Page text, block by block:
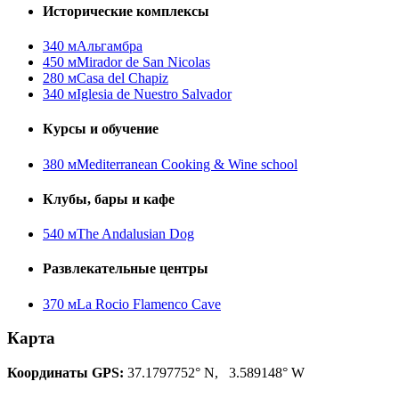
Исторические комплексы
340 мАльгамбра
450 мMirador de San Nicolas
280 мCasa del Chapiz
340 мIglesia de Nuestro Salvador
Курсы и обучение
380 мMediterranean Cooking & Wine school
Клубы, бары и кафе
540 мThe Andalusian Dog
Развлекательные центры
370 мLa Rocio Flamenco Cave
Карта
Координаты GPS: 37.1797752° N, 3.589148° W